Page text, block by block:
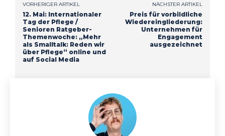
VORHERIGER ARTIKEL
12. Mai: Internationaler
Tag der Pflege /
Senioren Ratgeber-
Themenwoche: „Mehr
als Smalltalk: Reden wir
über Pflege“ online und
auf Social Media
NÄCHSTER ARTIKEL
Preis für vorbildliche
Wiedereingliederung:
Unternehmen für
Engagement
ausgezeichnet